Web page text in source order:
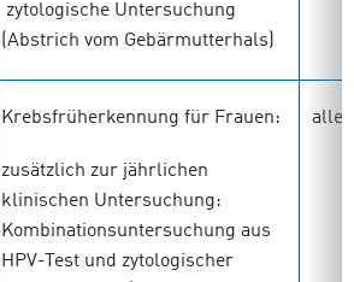
zytologische Untersuchung
(Abstrich vom Gebärmutterhals)
Krebsfrüherkennung für Frauen:
zusätzlich zur jährlichen
klinischen Untersuchung:
Kombinationsuntersuchung aus
HPV-Test und zytologischer
alle